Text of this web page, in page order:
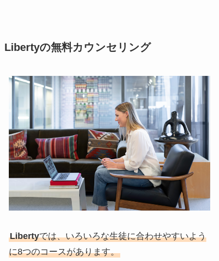
Libertyの無料カウンセリング
Libertyでは、いろいろな生徒に合わせやすいよう
に8つのコースがあります。